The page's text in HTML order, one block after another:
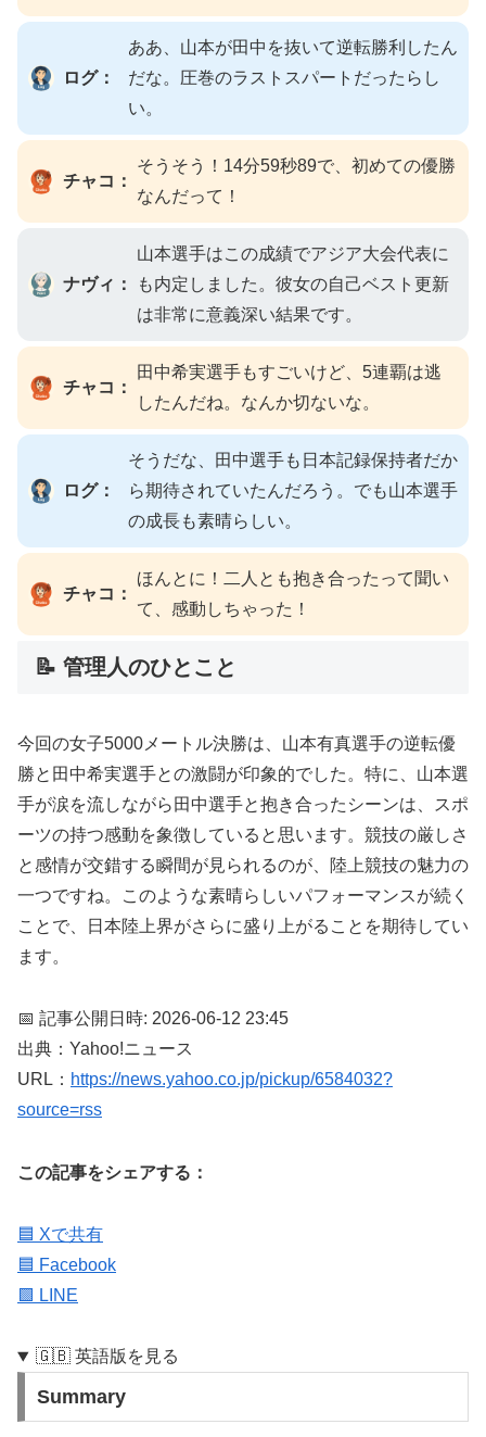
ログ：
ああ、山本が田中を抜いて逆転勝利したん
だな。圧巻のラストスパートだったらし
い。
チャコ：
そうそう！14分59秒89で、初めての優勝
なんだって！
ナヴィ：
山本選手はこの成績でアジア大会代表に
も内定しました。彼女の自己ベスト更新
は非常に意義深い結果です。
チャコ：
田中希実選手もすごいけど、5連覇は逃
したんだね。なんか切ないな。
ログ：
そうだな、田中選手も日本記録保持者だか
ら期待されていたんだろう。でも山本選手
の成長も素晴らしい。
チャコ：
ほんとに！二人とも抱き合ったって聞い
て、感動しちゃった！
📝 管理人のひとこと
今回の女子5000メートル決勝は、山本有真選手の逆転優
勝と田中希実選手との激闘が印象的でした。特に、山本選
手が涙を流しながら田中選手と抱き合ったシーンは、スポ
ーツの持つ感動を象徴していると思います。競技の厳しさ
と感情が交錯する瞬間が見られるのが、陸上競技の魅力の
一つですね。このような素晴らしいパフォーマンスが続く
ことで、日本陸上界がさらに盛り上がることを期待してい
ます。
📅 記事公開日時: 2026-06-12 23:45
出典：Yahoo!ニュース
URL： https://news.yahoo.co.jp/pickup/6584032?
source=rss
この記事をシェアする：
🟦 Xで共有
🟦 Facebook
🟩 LINE
🇬🇧 英語版を見る
Summary